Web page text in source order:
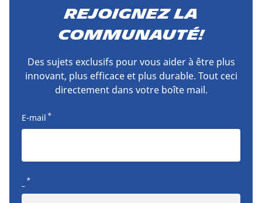
Rejoignez la
communauté!
Des sujets exclusifs pour vous aider à être plus
innovant, plus efficace et plus durable. Tout ceci
directement dans votre boîte mail.
E-mail *
*